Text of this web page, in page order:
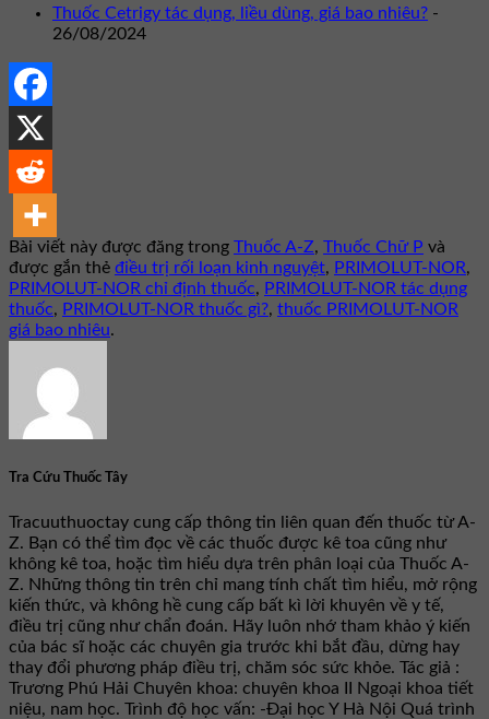
Thuốc Cetrigy tác dụng, liều dùng, giá bao nhiêu? -
26/08/2024
Bài viết này được đăng trong Thuốc A-Z, Thuốc Chữ P và
được gắn thẻ điều trị rối loạn kinh nguyệt, PRIMOLUT-NOR,
PRIMOLUT-NOR chỉ định thuốc, PRIMOLUT-NOR tác dụng
thuốc, PRIMOLUT-NOR thuốc gì?, thuốc PRIMOLUT-NOR
giá bao nhiêu.
Tra Cứu Thuốc Tây
Tracuuthuoctay cung cấp thông tin liên quan đến thuốc từ A-
Z. Bạn có thể tìm đọc về các thuốc được kê toa cũng như
không kê toa, hoặc tìm hiểu dựa trên phân loại của Thuốc A-
Z. Những thông tin trên chỉ mang tính chất tìm hiểu, mở rộng
kiến thức, và không hề cung cấp bất kì lời khuyên về y tế,
điều trị cũng như chẩn đoán. Hãy luôn nhớ tham khảo ý kiến
của bác sĩ hoặc các chuyên gia trước khi bắt đầu, dừng hay
thay đổi phương pháp điều trị, chăm sóc sức khỏe. Tác giả :
Trương Phú Hải Chuyên khoa: chuyên khoa II Ngoại khoa tiết
niệu, nam học. Trình độ học vấn: -Đại học Y Hà Nội Quá trình